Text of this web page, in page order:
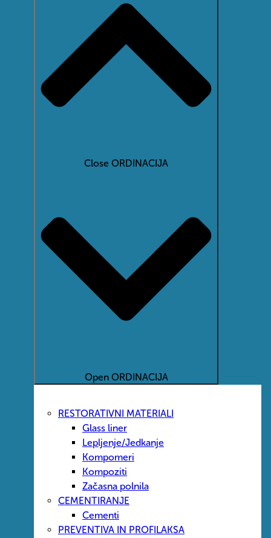
Close ORDINACIJA
Open ORDINACIJA
RESTORATIVNI MATERIALI
Glass liner
Lepljenje/Jedkanje
Kompomeri
Kompoziti
Začasna polnila
CEMENTIRANJE
Cementi
PREVENTIVA IN PROFILAKSA